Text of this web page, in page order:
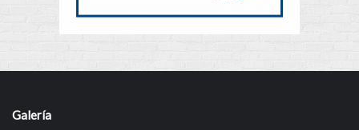
Galería